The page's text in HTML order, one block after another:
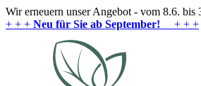
Wir erneuern unser Angebot - vom 8.6. bis
+ + + Neu für Sie ab September! + + +